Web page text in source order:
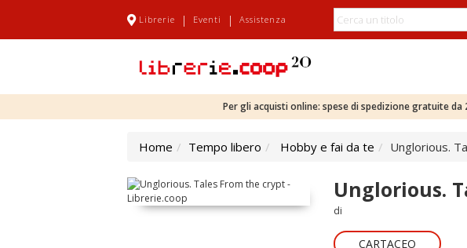
Librerie | Eventi | Assistenza
Per gli acquisti online: spese di spedizione gratuite
Home Tempo libero Hobby e fai da te Unglorious.
Unglorious.
di
CARTACEO